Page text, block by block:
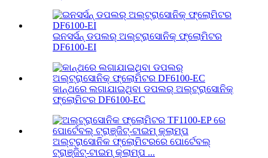
ଇନସର୍ସନ୍ ଡପଲର୍ ଅଲ୍ଟ୍ରାସୋନିକ୍ ଫ୍ଲୋମିଟର
DF6100-EI
କାନ୍ଥରେ ଲଗାଯାଇଥିବା ଡପଲର୍ ଅଲ୍ଟ୍ରାସୋନିକ୍
ଫ୍ଲୋମିଟର DF6100-EC
ଅଲ୍ଟ୍ରାସୋନିକ ଫ୍ଲୋମିଟରରେ ପୋର୍ଟେବଲ୍
ଟ୍ରାଞ୍ଜିଟ୍-ଟାଇମ୍ କ୍ଲାମ୍ପ ...